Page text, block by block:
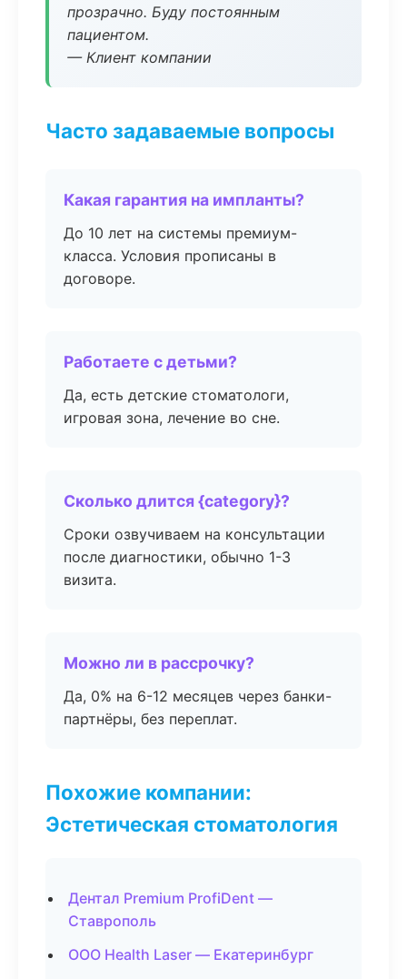
прозрачно. Буду постоянным
пациентом.
— Клиент компании
Часто задаваемые вопросы
Какая гарантия на импланты?
До 10 лет на системы премиум-
класса. Условия прописаны в
договоре.
Работаете с детьми?
Да, есть детские стоматологи,
игровая зона, лечение во сне.
Сколько длится {category}?
Сроки озвучиваем на консультации
после диагностики, обычно 1-3
визита.
Можно ли в рассрочку?
Да, 0% на 6-12 месяцев через банки-
партнёры, без переплат.
Похожие компании:
Эстетическая стоматология
Дентал Premium ProfiDent —
Ставрополь
ООО Health Laser — Екатеринбург